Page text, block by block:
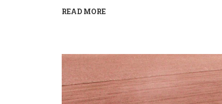
READ MORE